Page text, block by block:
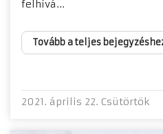
felhívá...
Tovább a teljes
2021. április 22. Csütörtök